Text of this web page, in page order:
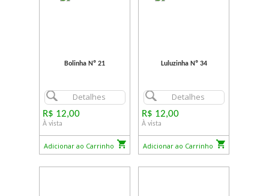
Bolinha Nº 21
Detalhes
R$ 12,00
À vista
Adicionar ao Carrinho
Luluzinha Nº 34
Detalhes
R$ 12,00
À vista
Adicionar ao Carrinho